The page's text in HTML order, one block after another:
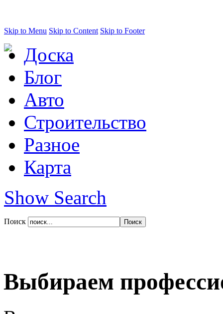
Skip to Menu Skip to Content Skip to Footer
Доска
Блог
Авто
Строительство
Разное
Карта
Show Search
Поиск
Выбираем